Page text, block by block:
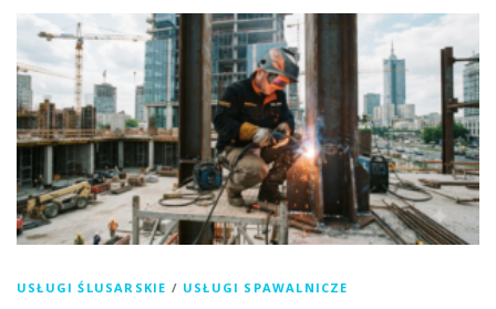
USŁUGI ŚLUSARSKIE / USŁUGI SPAWALNICZE